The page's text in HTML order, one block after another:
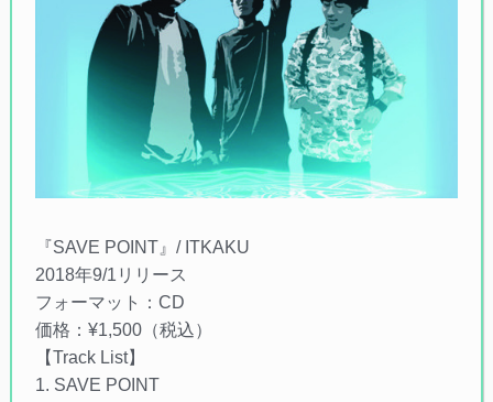
『SAVE POINT』/ ITKAKU
2018年9/1リリース
フォーマット：CD
価格：¥1,500（税込）
【Track List】
1. SAVE POINT